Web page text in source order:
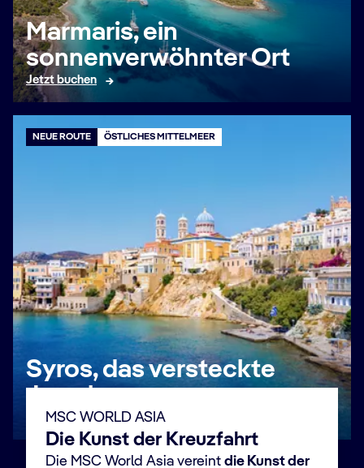
Marmaris, ein
sonnenverwöhnter Ort
Jetzt buchen
NEUE ROUTE ÖSTLICHES MITTELMEER
Syros, das versteckte
Juwel
Jetzt buchen
MSC WORLD ASIA
Die Kunst der Kreuzfahrt
Die MSC World Asia vereint die Kunst der